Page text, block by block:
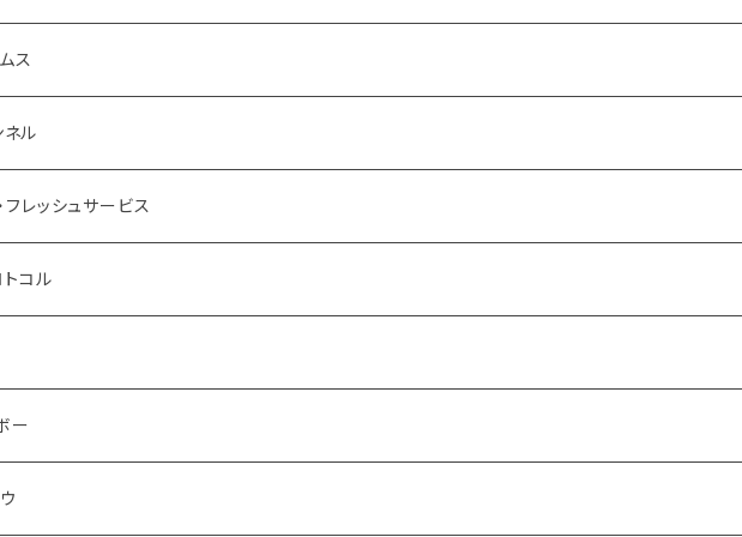
ス
インワン
ル
ット
レッシュサービス
コル
ー